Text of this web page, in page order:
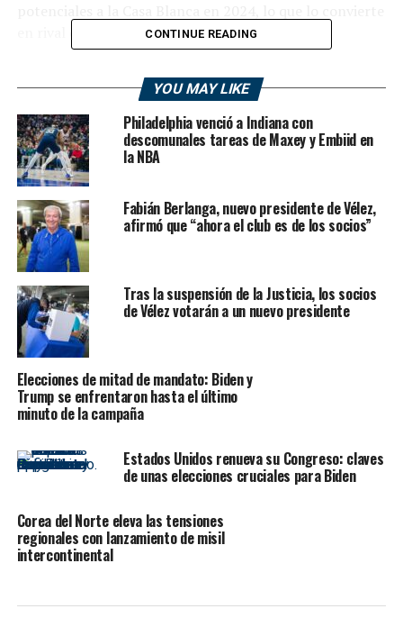
en rival directo del expresidente Donald Trump.
madrugada que los demócratas se aseguraban 48
escaños y los republicanos 47, pero los resultados por
los dueños de los restantes cinco asientos se mantenían
en pugna.
DeSantis, de 44 años, dijo que apenas está comenzando
la lucha, lo que posiblemente contraríe a Trump,
deseoso de usar estas elecciones intermedias como
trampolín para las próximas presidenciales y que para
el 15 de noviembre ha prometido un “gran anuncio”.
Según proyecciones de medios estadounidenses, el
hombre que lanzó una campaña incendiaria contra el
laboratorio para sus ideas obtuvo entre 57% y el 59% de
los votos contra el demócrata Charlie Crist.
“Creo que la supervivencia del experimento
estadounidense necesita una resurrección de los
demuestra que se puede hacer”, agregó DeSantis entre
vítores.
CONTINUE READING
YOU MAY LIKE
Philadelphia venció a Indiana con
descomunales tareas de Maxey y Embiid en
la NBA
Fabián Berlanga, nuevo presidente de Vélez,
afirmó que “ahora el club es de los socios”
Tras la suspensión de la Justicia, los socios
de Vélez votarán a un nuevo presidente
Elecciones de mitad de mandato: Biden y
Trump se enfrentaron hasta el último
minuto de la campaña
Estados Unidos renueva su Congreso: claves
de unas elecciones cruciales para Biden
Corea del Norte eleva las tensiones
regionales con lanzamiento de misil
intercontinental